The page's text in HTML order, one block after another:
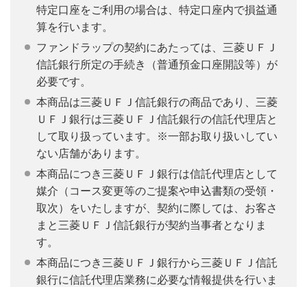
特定口座をご利用の場合は、特定口座内で損益通
算を行います。
ファンドラップの契約にあたっては、三菱ＵＦＪ
信託銀行所定の手続き（普通預金口座開設等）が
必要です。
本商品は三菱ＵＦＪ信託銀行の商品であり、三菱
ＵＦＪ銀行は三菱ＵＦＪ信託銀行の信託代理店と
して取り扱っています。※一部お取り扱いしてい
ない店舗があります。
本商品につき三菱ＵＦＪ銀行は信託代理店として
媒介（コース変更等のご提案や申込書類の受領・
取次）をいたしますが、契約に際しては、お客さ
まと三菱ＵＦＪ信託銀行が契約当事者となりま
す。
本商品につき三菱ＵＦＪ銀行から三菱ＵＦＪ信託
銀行に信託代理店業務に必要な情報提供を行いま